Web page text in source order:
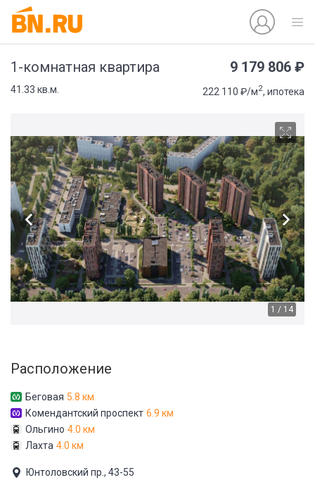
1-комнатная квартира 9 179 806 ₽
41.33 кв.м. 222 110 ₽/м2, ипотека
1 / 14
Расположение
Беговая 5.8 км
Комендантский проспект 6.9 км
Ольгино 4.0 км
Лахта 4.0 км
Юнтоловский пр., 43-55